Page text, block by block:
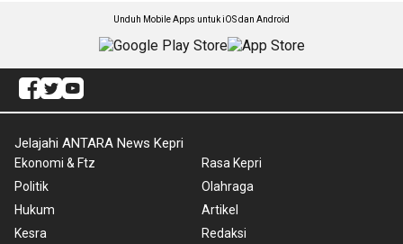
Unduh Mobile Apps untuk iOS dan Android
Jelajahi ANTARA News Kepri
Ekonomi & Ftz
Politik
Hukum
Kesra
Rasa Kepri
Olahraga
Artikel
Redaksi